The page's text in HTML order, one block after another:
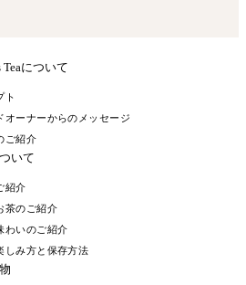
Teaについて
ト
オーナーからのメッセージ
ご紹介
いて
紹介
茶のご紹介
わいのご紹介
しみ方と保存方法